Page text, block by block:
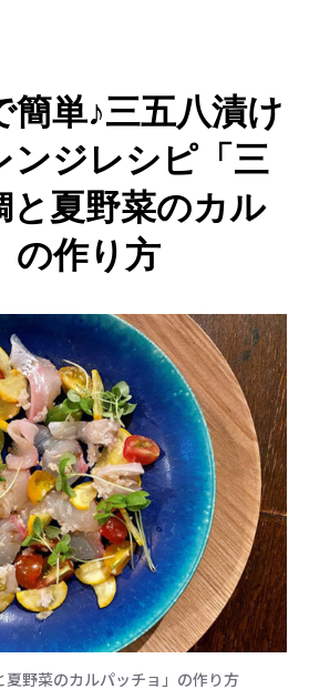
簡単♪三五八漬け
ンジレシピ「三
と夏野菜のカル
の作り方
夏野菜のカルパッチョ」の作り方